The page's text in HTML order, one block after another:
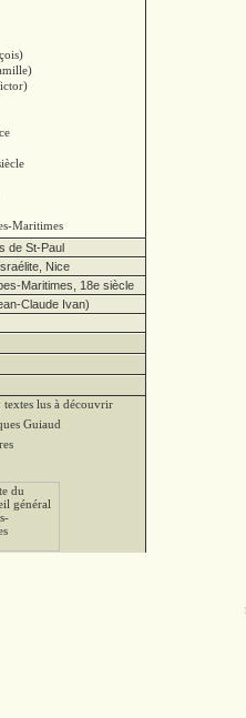
Maritimes
de St-Paul
Nice
Maritimes, 18e siècle
Claude Ivan)